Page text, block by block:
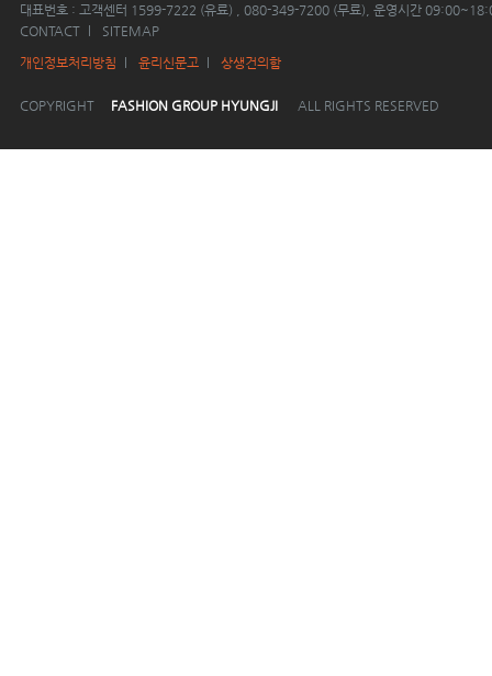
대표번호 : 고객센터 1599-7222 (유료) , 080-349-7200 (무료), 운영시간
CONTACT
SITEMAP
개인정보처리방침 윤리신문고 상생건의함
COPYRIGHT FASHION GROUP HYUNGJI ALL RIGHTS RESERVED